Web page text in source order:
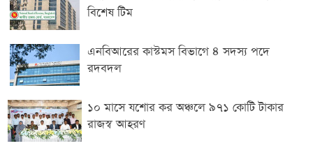
বিশেষ টিম
এনবিআরের কাস্টমস বিভাগে ৪ সদস্য পদে
রদবদল
১০ মাসে যশোর কর অঞ্চলে ৯৭১ কোটি টাকার
রাজস্ব আহরণ